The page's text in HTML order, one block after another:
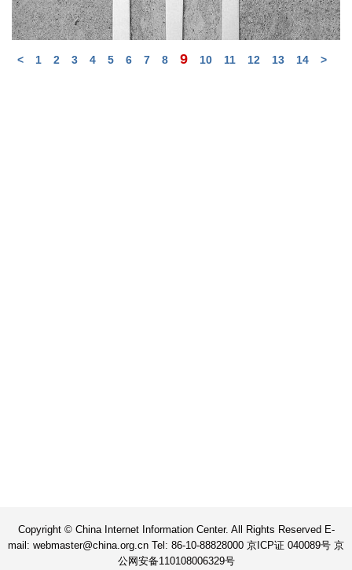
< 1 2 3 4 5 6 7 8 9 10 11 12 13 14 >
Copyright © China Internet Information Center. All Rights Reserved E-
mail: webmaster@china.org.cn Tel: 86-10-88828000 京ICP证 040089号 京
公网安备110108006329号